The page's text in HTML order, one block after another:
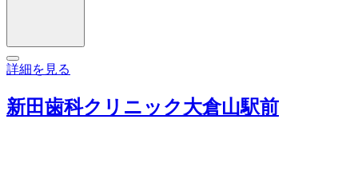
詳細を見る
新田歯科クリニック大倉山駅前